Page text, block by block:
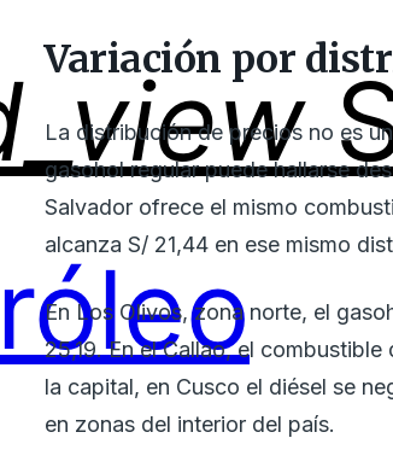
Variación por
La distribución de precios no es
gasohol regular puede hallarse
Salvador ofrece el mismo
alcanza S/ 21,44 en ese mismo
En Los Olivos, zona norte, el
25,19. En el Callao, el
la capital, en Cusco el diésel se
en zonas del interior del país.